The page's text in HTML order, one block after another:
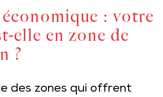
: votre
elle en zone de
?
des zones qui offrent